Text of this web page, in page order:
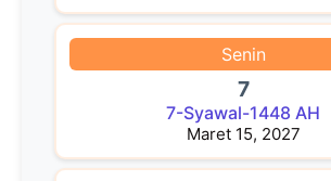
Senin
7
7-Syawal-1448 AH
Maret 15, 2027